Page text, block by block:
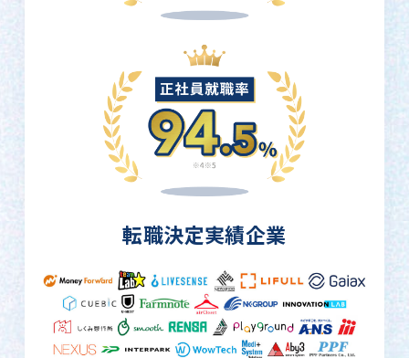
転職決定実績企業